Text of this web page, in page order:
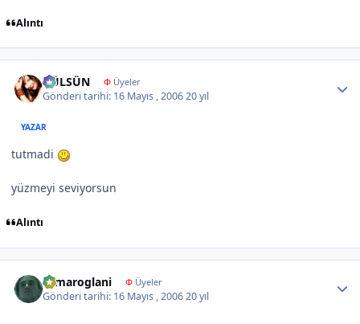
Alıntı
GÜLSÜN ΦÜyeler
Gönderi tarihi: 16 Mayıs , 200620 yıl
YAZAR
tutmadi
yüzmeyi seviyorsun
Alıntı
samaroglani ΦÜyeler
Gönderi tarihi: 16 Mayıs , 200620 yıl